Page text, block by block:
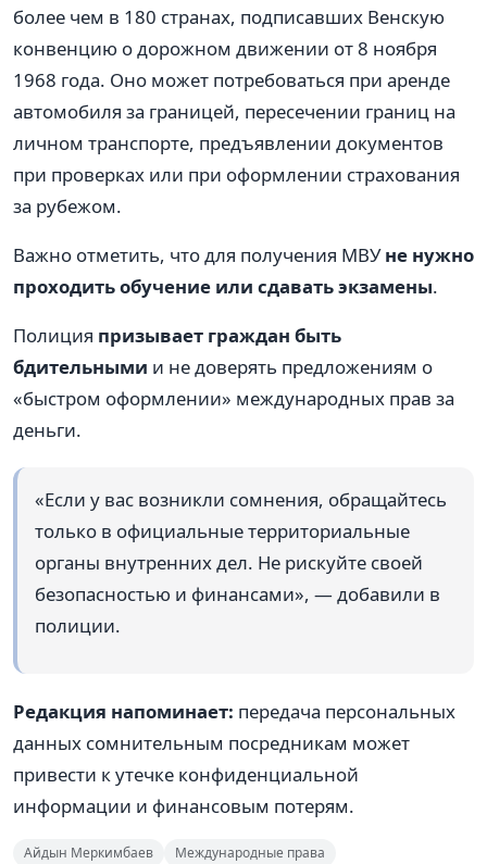
более чем в 180 странах, подписавших Венскую
конвенцию о дорожном движении от 8 ноября
1968 года. Оно может потребоваться при аренде
автомобиля за границей, пересечении границ на
личном транспорте, предъявлении документов
при проверках или при оформлении страхования
за рубежом.
Важно отметить, что для получения МВУне нужно
проходить обучение или сдавать экзамены.
Полиция призывает граждан быть
бдительными и не доверять предложениям о
«быстром оформлении» международных прав за
деньги.
«Если у вас возникли сомнения, обращайтесь
только в официальные территориальные
органы внутренних дел. Не рискуйте своей
безопасностью и финансами», — добавили в
полиции.
Редакция напоминает: передача персональных
данных сомнительным посредникам может
привести к утечке конфиденциальной
информации и финансовым потерям.
Айдын Меркимбаев
Международные права